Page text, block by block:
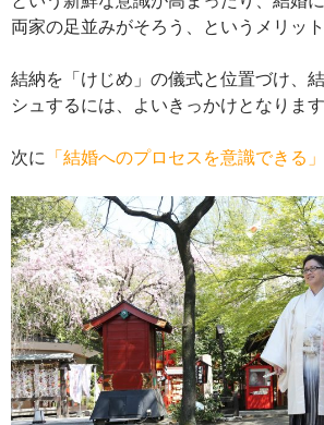
両家の足並みがそろう、というメリッ
結納を「けじめ」の儀式と位置づけ、
シュするには、よいきっかけとなります
次に 「結婚へのプロセスを意識できる」